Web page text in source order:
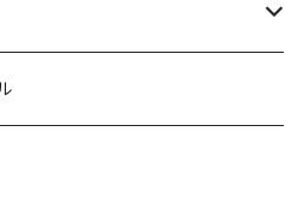
カー類)